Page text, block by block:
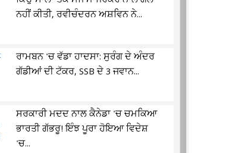
ਨਹੀਂ ਕੀਤੀ, ਰਵੀਚੰਦਰਨ ਅਸ਼ਵਿਨ ਨੇ...
ਰਾਮਬਨ 'ਚ ਵੱਡਾ ਹਾਦਸਾ: ਸੁਰੰਗ ਦੇ ਅੰਦਰ
ਗੱਡੀਆਂ ਦੀ ਟੱਕਰ, SSB ਦੇ 3 ਜਵਾਨ...
ਸਰਕਾਰੀ ਮਦਦ ਨਾਲ ਕੈਨੇਡਾ 'ਚ ਚਮਕਿਆ
ਭਾਰਤੀ ਗੱਭਰੂ! ਇੰਝ ਪੂਰਾ ਹੋਇਆ ਵਿਦੇਸ਼
'ਚ...